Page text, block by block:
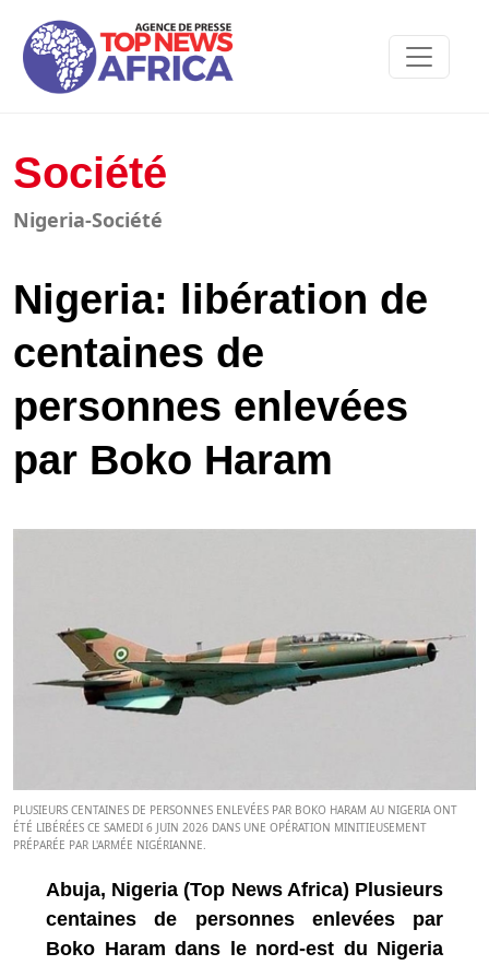
Société
Nigeria-Société
Nigeria: libération de
centaines de
personnes enlevées
par Boko Haram
PLUSIEURS CENTAINES DE PERSONNES ENLEVÉES PAR BOKO HARAM AU NIGERIA ONT
ÉTÉ LIBÉRÉES CE SAMEDI 6 JUIN 2026 DANS UNE OPÉRATION MINITIEUSEMENT
PRÉPARÉE PAR L'ARMÉE NIGÉRIANNE.
Abuja, Nigeria (Top News Africa) Plusieurs
centaines de personnes enlevées par
Boko Haram dans le nord-est du Nigeria